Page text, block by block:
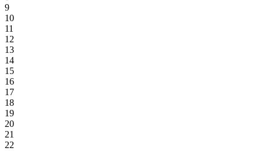
9
10
11
12
13
14
15
16
17
18
19
20
21
22